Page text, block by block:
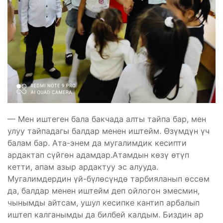
— Мен иштеген бала бакчада алты тайпа бар, мен
улуу тайпадагы балдар менен иштейм. Өзүмдүн үч
балам бар. Ата-энем да мугалимдик кесипти
ардактап сүйгөн адамдар.Атамдын көзү өтүп
кетти, апам азыр ардактуу эс алууда.
Мугалимдердин үй-бүлөсүндө тарбияланып өссөм
да, балдар менен иштейм деп ойлогон эмесмин,
чынымды айтсам, ушул кесипке кантип арбалып
иштеп калганымды да билбей калдым. Биздин ар